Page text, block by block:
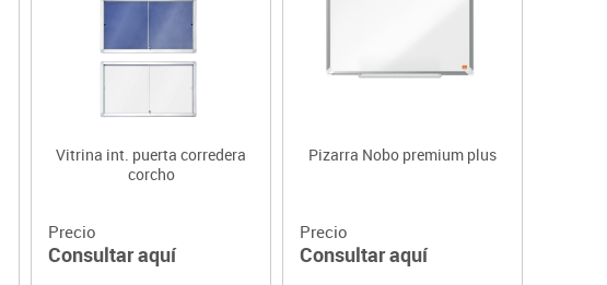
Vitrina int. puerta corredera
corcho
Precio
Consultar aquí
Pizarra Nobo premium plus
Precio
Consultar aquí